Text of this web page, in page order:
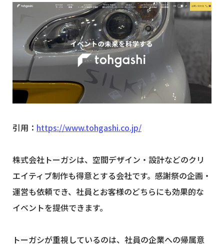
引用： https://www.tohgashi.co.jp/
株式会社トーガシは、空間デザイン・設計などのクリ
エイティブ制作も得意とする会社です。感謝祭の企画・
運営も依頼でき、社員とお客様のどちらにも効果的な
イベントを提供できます。
トーガシが重視しているのは、社員の企業への帰属意